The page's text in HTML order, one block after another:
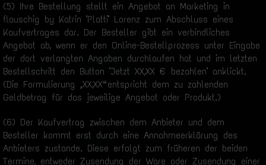
(5) Ihre Bestellung stellt ein Angebot an Marketing in
flauschig by Katrin "Platti" Lorenz zum Abschluss eines
Kaufvertrages dar. Der Besteller gibt ein verbindliches
Angebot ab, wenn er den Online-Bestellprozess unter Eingabe
der dort verlangten Angaben durchlaufen hat und im letzten
Bestellschritt den Button "Jetzt XX,XX € bezahlen" anklickt.
(Die Formulierung „XX,XX“ entspricht dem zu zahlenden
Geldbetrag für das jeweilige Angebot oder Produkt.)
(6) Der Kaufvertrag zwischen dem Anbieter und dem
Besteller kommt erst durch eine Annahmeerklärung des
Anbieters zustande. Diese erfolgt zum früheren der beiden
Termine, entweder Zusendung der Ware oder Zusendung einer